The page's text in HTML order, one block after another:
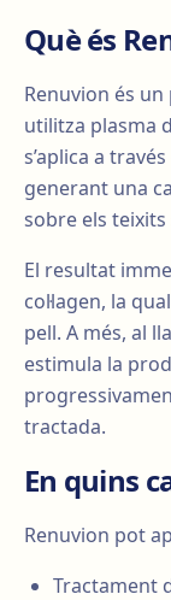
Què és
Renuvion és
utilitza plasma
s’aplica a
generant una
sobre els
El resultat
col·lagen, la
pell. A més, al
estimula la
tractada.
En quins
Renuvion pot
Tractament